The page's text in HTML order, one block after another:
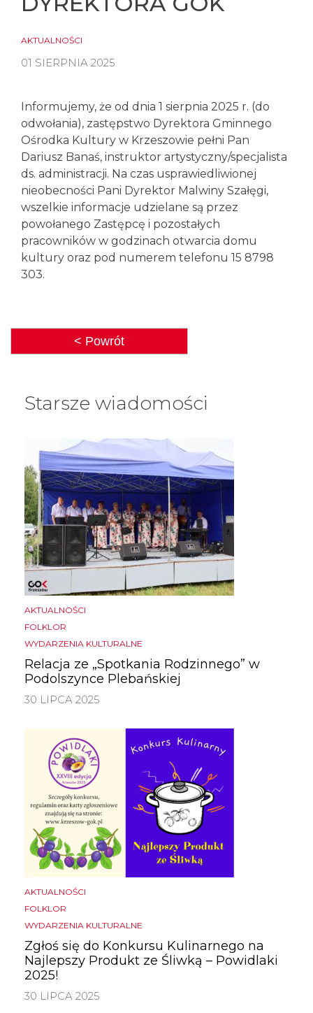
AKTUALNOŚCI
01 SIERPNIA 2025
Informujemy, że od dnia 1 sierpnia 2025 r. (do
odwołania), zastępstwo Dyrektora Gminnego
Ośrodka Kultury w Krzeszowie pełni Pan
Dariusz Banaś, instruktor artystyczny/specjalista
ds. administracji. Na czas usprawiedliwionej
nieobecności Pani Dyrektor Malwiny Szałęgi,
wszelkie informacje udzielane są przez
powołanego Zastępcę i pozostałych
pracowników w godzinach otwarcia domu
kultury oraz pod numerem telefonu 15 8798
303.
< Powrót
Starsze wiadomości
AKTUALNOŚCI
FOLKLOR
WYDARZENIA KULTURALNE
Relacja ze „Spotkania Rodzinnego” w
Podolszynce Plebańskiej
30 LIPCA 2025
AKTUALNOŚCI
FOLKLOR
WYDARZENIA KULTURALNE
Zgłoś się do Konkursu Kulinarnego na
Najlepszy Produkt ze Śliwką – Powidlaki
2025!
30 LIPCA 2025